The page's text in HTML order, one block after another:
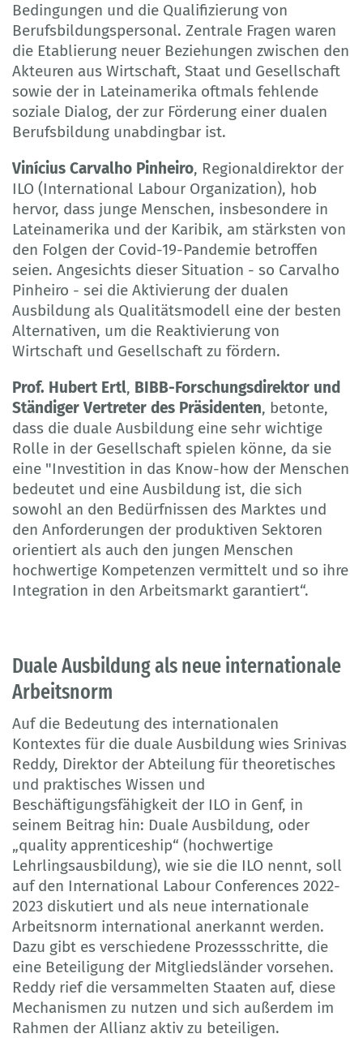
Bedingungen und die Qualifizierung von
Berufsbildungspersonal. Zentrale Fragen waren
die Etablierung neuer Beziehungen zwischen den
Akteuren aus Wirtschaft, Staat und Gesellschaft
sowie der in Lateinamerika oftmals fehlende
soziale Dialog, der zur Förderung einer dualen
Berufsbildung unabdingbar ist.
Vinícius Carvalho Pinheiro, Regionaldirektor der
ILO (International Labour Organization), hob
hervor, dass junge Menschen, insbesondere in
Lateinamerika und der Karibik, am stärksten von
den Folgen der Covid-19-Pandemie betroffen
seien. Angesichts dieser Situation - so Carvalho
Pinheiro - sei die Aktivierung der dualen
Ausbildung als Qualitätsmodell eine der besten
Alternativen, um die Reaktivierung von
Wirtschaft und Gesellschaft zu fördern.
Prof. Hubert Ertl, BIBB-Forschungsdirektor und
Ständiger Vertreter des Präsidenten, betonte,
dass die duale Ausbildung eine sehr wichtige
Rolle in der Gesellschaft spielen könne, da sie
eine "Investition in das Know-how der Menschen
bedeutet und eine Ausbildung ist, die sich
sowohl an den Bedürfnissen des Marktes und
den Anforderungen der produktiven Sektoren
orientiert als auch den jungen Menschen
hochwertige Kompetenzen vermittelt und so ihre
Integration in den Arbeitsmarkt garantiert“.
Duale Ausbildung als neue internationale
Arbeitsnorm
Auf die Bedeutung des internationalen
Kontextes für die duale Ausbildung wies Srinivas
Reddy, Direktor der Abteilung für theoretisches
und praktisches Wissen und
Beschäftigungsfähigkeit der ILO in Genf, in
seinem Beitrag hin: Duale Ausbildung, oder
„quality apprenticeship“ (hochwertige
Lehrlingsausbildung), wie sie die ILO nennt, soll
auf den International Labour Conferences 2022-
2023 diskutiert und als neue internationale
Arbeitsnorm international anerkannt werden.
Dazu gibt es verschiedene Prozessschritte, die
eine Beteiligung der Mitgliedsländer vorsehen.
Reddy rief die versammelten Staaten auf, diese
Mechanismen zu nutzen und sich außerdem im
Rahmen der Allianz aktiv zu beteiligen.